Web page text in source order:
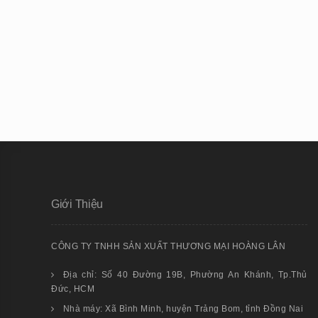
Giới Thiệu
CÔNG TY TNHH SẢN XUẤT THƯƠNG MẠI HOÀNG LÂN
Địa chỉ: Số 40 Đường 19B, Phường An Khánh, Tp.Thủ
Đức, HCM
Nhà máy: Xã Bình Minh, huyện Trảng Bom, tỉnh Đồng Nai